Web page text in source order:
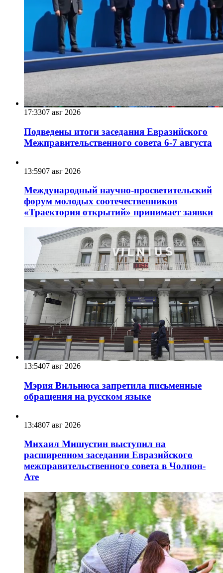
17:3307 авг 2026
Подведены итоги заседания Евразийского
Межправительственного совета 6-7 августа
13:5907 авг 2026
Международный научно-просветительский
форум молодых соотечественников
«Траектория открытий» принимает заявки
13:5407 авг 2026
Мэрия Вильнюса запретила письменные
обращения на русском языке
13:4807 авг 2026
Михаил Мишустин выступил на
расширенном заседании Евразийского
межправительственного совета в Чолпон-
Ате